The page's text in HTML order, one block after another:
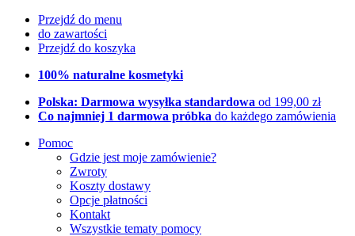
Przejdź do menu
do zawartości
Przejdź do koszyka
100% naturalne kosmetyki
Polska: Darmowa wysyłka standardowa od 199,00 zł
Co najmniej 1 darmowa próbka do każdego zamówienia
Pomoc
Gdzie jest moje zamówienie?
Zwroty
Koszty dostawy
Opcje płatności
Kontakt
Wszystkie tematy pomocy